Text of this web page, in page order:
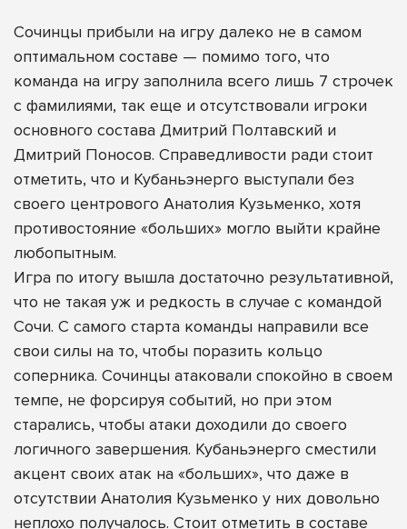
Сочинцы прибыли на игру далеко не в самом
оптимальном составе — помимо того, что
команда на игру заполнила всего лишь 7 строчек
с фамилиями, так еще и отсутствовали игроки
основного состава Дмитрий Полтавский и
Дмитрий Поносов. Справедливости ради стоит
отметить, что и Кубаньэнерго выступали без
своего центрового Анатолия Кузьменко, хотя
противостояние «больших» могло выйти крайне
любопытным.
Игра по итогу вышла достаточно результативной,
что не такая уж и редкость в случае с командой
Сочи. С самого старта команды направили все
свои силы на то, чтобы поразить кольцо
соперника. Сочинцы атаковали спокойно в своем
темпе, не форсируя событий, но при этом
старались, чтобы атаки доходили до своего
логичного завершения. Кубаньэнерго сместили
акцент своих атак на «больших», что даже в
отсутствии Анатолия Кузьменко у них довольно
неплохо получалось. Стоит отметить в составе